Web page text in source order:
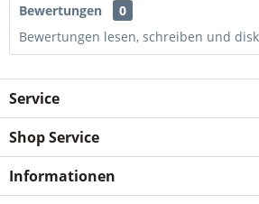
Bewertungen
0
Bewertungen lesen, schreiben und
Service
Shop Service
Informationen